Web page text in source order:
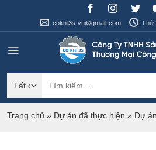
cokhi3s.vn@gmail.com Thứ
kiếm:
Trang chủ » Dự án đã thực hiện » Dự